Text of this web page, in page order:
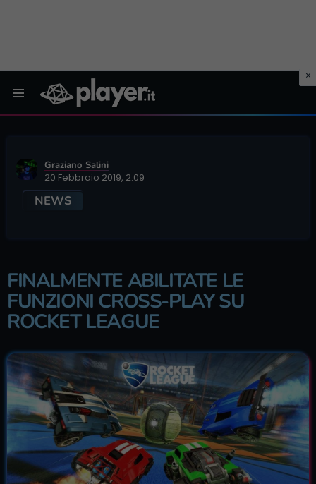
Graziano Salini
20 Febbraio 2019, 2:09
NEWS
FINALMENTE ABILITATE LE
FUNZIONI CROSS-PLAY SU
ROCKET LEAGUE